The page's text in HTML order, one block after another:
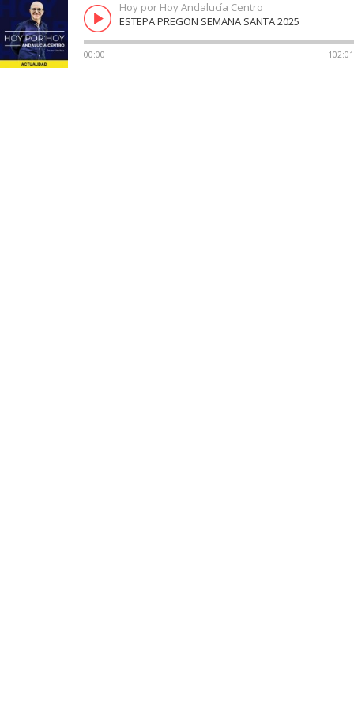
Hoy por Hoy Andalucía Centro
ESTEPA PREGON SEMANA SANTA 2025
00:00 102:01